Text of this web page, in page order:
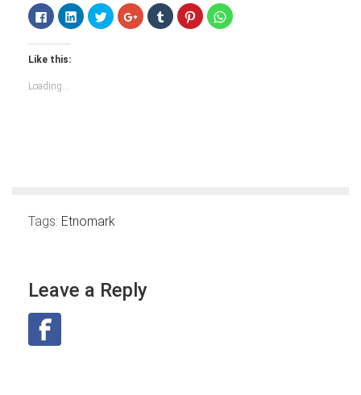
Click
to
share
on
Facebook
(Opens
new
window)
Click
to
share
Click
to
share
Click
to
share
Click
to
share
Click
to
share
Click
to
Like this:
Loading...
Tags: Etnomark
Leave a Reply